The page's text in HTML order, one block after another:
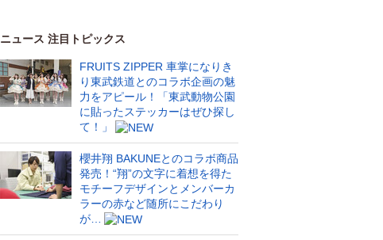
ニュース 注目トピックス
FRUITS ZIPPER 車掌になりき
り東武鉄道とのコラボ企画の魅
力をアピール！「東武動物公園
に貼ったステッカーはぜひ探し
て！」
櫻井翔 BAKUNEとのコラボ商品
発売！“翔”の文字に着想を得た
モチーフデザインとメンバーカ
ラーの赤など随所にこだわり
が…